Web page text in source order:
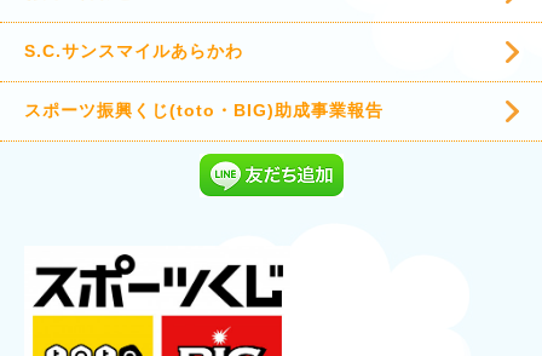
S.C.サンスマイルあらかわ
スポーツ振興くじ(toto・BIG)助成事業報告